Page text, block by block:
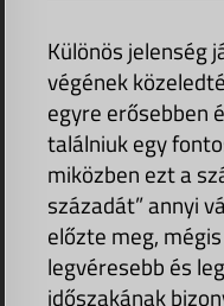
Különös jelenség
végének
egyre erősebben
találniuk egy
miközben ezt a
századát” annyi
előzte meg,
legvéresebb és
időszakának